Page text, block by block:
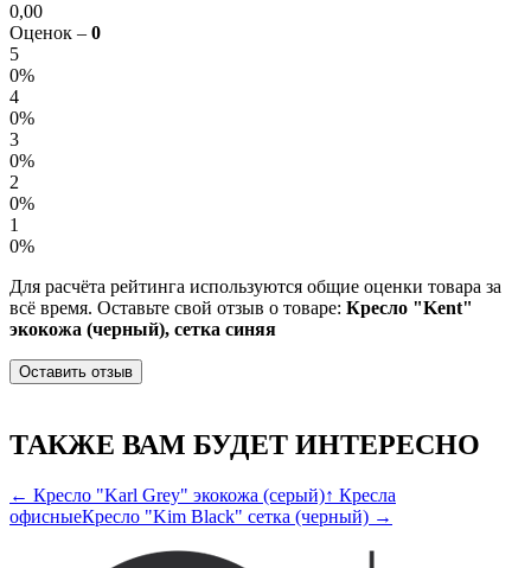
0,00
Оценок – 0
5
0%
4
0%
3
0%
2
0%
1
0%
Для расчёта рейтинга используются общие оценки товара за
всё время. Оставьте свой отзыв о товаре: Кресло "Kent"
экокожа (черный), сетка синяя
Оставить отзыв
ТАКЖЕ ВАМ БУДЕТ ИНТЕРЕСНО
← Кресло "Karl Grey" экокожа (серый)↑ Кресла
офисныеКресло "Kim Black" сетка (черный) →